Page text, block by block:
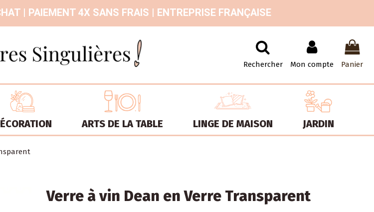
| PAIEMENT 4X SANS FRAIS | ENTREPRISE FRANÇAISE
Rechercher Mon compte Panier
ARTS DE LA TABLE LINGE DE MAISON JARDIN
Verre à vin Dean en Verre Transparent